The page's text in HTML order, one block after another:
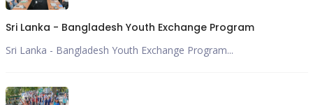
Sri Lanka - Bangladesh Youth Exchange Program
Sri Lanka - Bangladesh Youth Exchange Program...